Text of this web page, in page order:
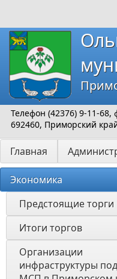
Телефон (42376) 9-11-
692460, Приморский
Главная
Экономика
Предстоящие торги
Итоги торгов
Организации
инфраструктуры